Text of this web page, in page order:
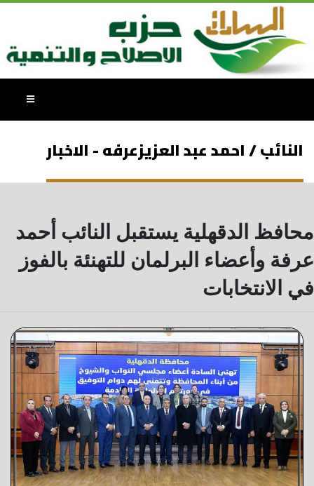
النائب / احمد عبد العزيزعرفه - الاخبار
محافظ الدقهلية يستقبل النائب أحمد
عرفة وأعضاء البرلمان للتهنئة بالفوز
في الانتخابات